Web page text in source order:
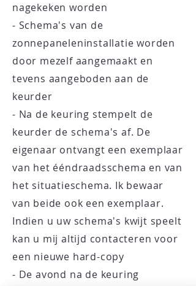
nagekeken worden
- Schema's van de
zonnepaneleninstallatie worden
door mezelf aangemaakt en
tevens aangeboden aan de
keurder
- Na de keuring stempelt de
keurder de schema's af. De
eigenaar ontvangt een exemplaar
van het ééndraadsschema en van
het situatieschema. Ik bewaar
van beide ook een exemplaar.
Indien u uw schema's kwijt speelt
kan u mij altijd contacteren voor
een nieuwe hard-copy
- De avond na de keuring